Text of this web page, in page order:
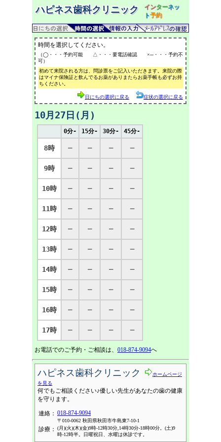
ハピネス歯科クリニック インターネッ
ト予約
時間を選択してください。
（◯・・・予約可能 △・・・要電話確認 ×─・・・予約不
可）
初めて来院される方は、問診票をご記入いただきます。来院の際
はマイナ保険証と飲んでるお薬がありまたらお薬手帳も必ずお持
ちください。
日にちの選択に戻る 症状の選択に戻る
10月27日(月)
0分- 15分- 30分- 45分-
8時 ─ ─ ─ ─
9時 ─ ─ ─ ─
10時 ─ ─ ─ ─
11時 ─ ─ ─ ─
12時 ─ ─ ─ ─
13時 ─ ─ ─ ─
14時 ─ ─ ─ ─
15時 ─ ─ ─ ─
16時 ─ ─ ─ ─
17時 ─ ─ ─ ─
お電話でのご予約・ご相談は、 018-874-9094へ
ハピネス歯科クリニック
ホームページ
を見る
何でもご相談ください♪優しい先生があなたの歯の健康
を守ります。
連絡： 018-874-9094
〒010-0062 秋田県秋田市牛島東7-10-1
診療：
(月)(火)(木)(金)9時-12時30分,14時30分-18時00分。(土)9
時-12時半。日曜祝日、水曜は休診です。